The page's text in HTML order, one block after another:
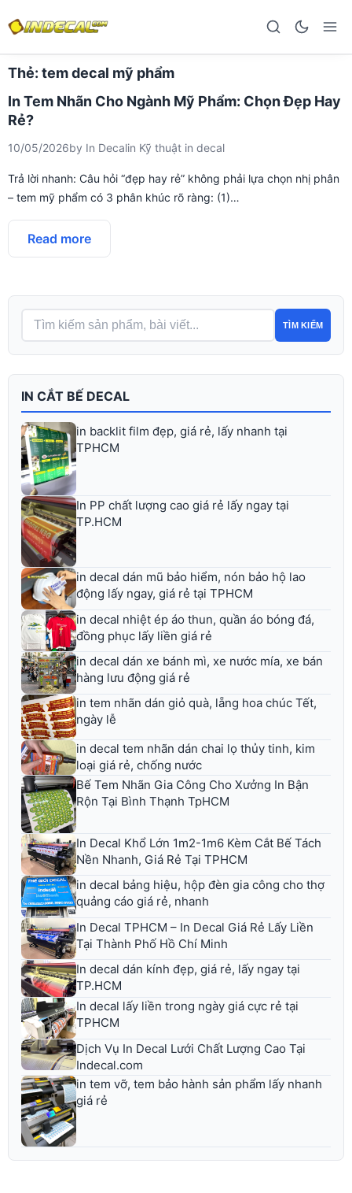
Thẻ: tem decal mỹ phẩm
In Tem Nhãn Cho Ngành Mỹ Phẩm: Chọn Đẹp Hay
Rẻ?
10/05/2026by In Decalin Kỹ thuật in decal
Trả lời nhanh: Câu hỏi “đẹp hay rẻ” không phải lựa chọn nhị phân
– tem mỹ phẩm có 3 phân khúc rõ ràng: (1)…
Read more
TÌM KIẾM
IN CẮT BẾ DECAL
in backlit film đẹp, giá rẻ, lấy nhanh tại
TPHCM
In PP chất lượng cao giá rẻ lấy ngay tại
TP.HCM
in decal dán mũ bảo hiểm, nón bảo hộ lao
động lấy ngay, giá rẻ tại TPHCM
in decal nhiệt ép áo thun, quần áo bóng đá,
đồng phục lấy liền giá rẻ
in decal dán xe bánh mì, xe nước mía, xe bán
hàng lưu động giá rẻ
in tem nhãn dán giỏ quà, lẵng hoa chúc Tết,
ngày lễ
in decal tem nhãn dán chai lọ thủy tinh, kim
loại giá rẻ, chống nước
Bế Tem Nhãn Gia Công Cho Xưởng In Bận
Rộn Tại Bình Thạnh TpHCM
In Decal Khổ Lớn 1m2-1m6 Kèm Cắt Bế Tách
Nền Nhanh, Giá Rẻ Tại TPHCM
in decal bảng hiệu, hộp đèn gia công cho thợ
quảng cáo giá rẻ, nhanh
In Decal TPHCM – In Decal Giá Rẻ Lấy Liền
Tại Thành Phố Hồ Chí Minh
In decal dán kính đẹp, giá rẻ, lấy ngay tại
TP.HCM
In decal lấy liền trong ngày giá cực rẻ tại
TPHCM
Dịch Vụ In Decal Lưới Chất Lượng Cao Tại
Indecal.com
in tem vỡ, tem bảo hành sản phẩm lấy nhanh
giá rẻ